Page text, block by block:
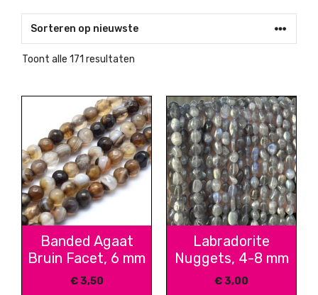
Toont alle 171 resultaten
Banded Agaat
Bruin Facet, 6 mm
€3,50
Labradorite
Nuggets, 4-8 mm
€3,00